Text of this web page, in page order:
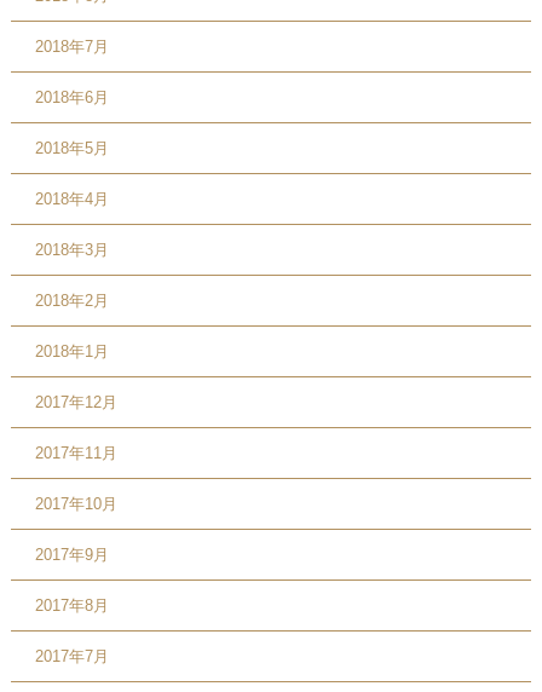
2018年7月
2018年6月
2018年5月
2018年4月
2018年3月
2018年2月
2018年1月
2017年12月
2017年11月
2017年10月
2017年9月
2017年8月
2017年7月